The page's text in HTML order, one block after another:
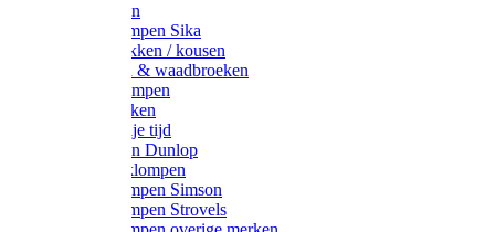
Werksokken
Schoenklompen Sika
Thermo sokken / kousen
Lieslaarzen & waadbroeken
Houten klompen
Wandelsokken
Laarzen vrije tijd
Werklaarzen Dunlop
Kunststof klompen
Schoenklompen Simson
Schoenklompen Strovels